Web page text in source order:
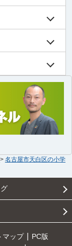
> 名古屋市天白区の小学
マップ
PC版